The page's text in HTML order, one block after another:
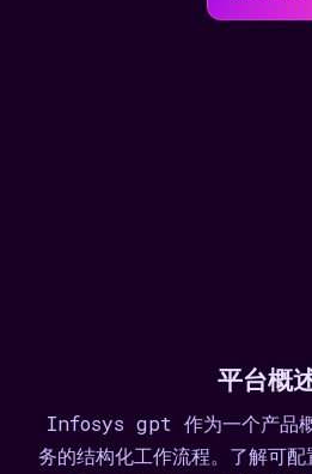
平台概
Infosys gpt 作为一个产品概
务的结构化工作流程。了解可